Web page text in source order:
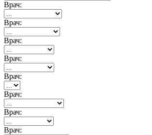
Врач:
Врач:
Врач:
Врач:
Врач:
Врач:
Врач:
Врач: